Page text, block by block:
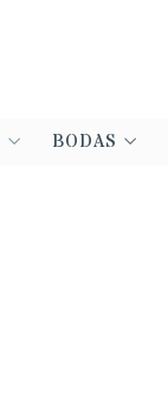
BODAS